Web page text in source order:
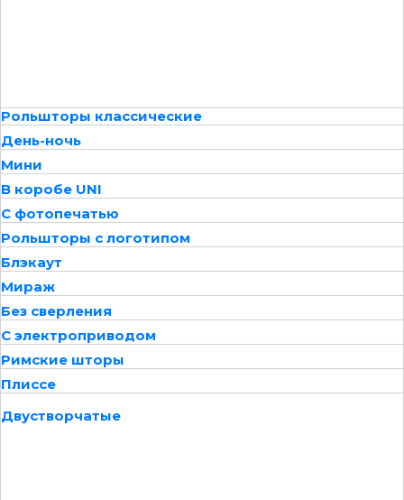
Рольшторы классические
День-ночь
Мини
В коробе UNI
С фотопечатью
Рольшторы с логотипом
Блэкаут
Мираж
Без сверления
С электроприводом
Римские шторы
Плиссе
Двустворчатые